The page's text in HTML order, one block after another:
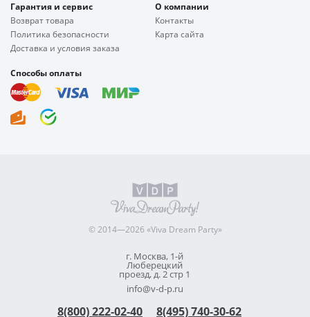
Гарантия и сервис
Возврат товара
Политика безопасности
Доставка и условия заказа
О компании
Контакты
Карта сайта
Способы оплаты
© 2014—2026 «Viva Dream Party»
г. Москва, 1-й
Люберецкий
проезд, д. 2 стр 1
info@v-d-p.ru
8(800) 222-02-40 8(495) 740-30-62